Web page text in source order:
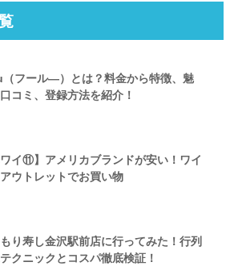
フール―）とは？料金から特徴、魅
コミ、登録方法を紹介！
ワイ⑪】アメリカブランドが安い！ワイ
ウトレットでお買い物
り寿し金沢駅前店に行ってみた！行列
クニックとコスパ徹底検証！